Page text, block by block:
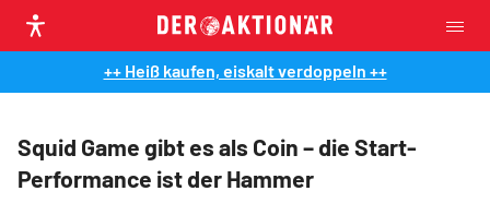
++ Heiß kaufen, eiskalt verdoppeln ++
Squid Game gibt es als Coin – die Start-
Performance ist der Hammer